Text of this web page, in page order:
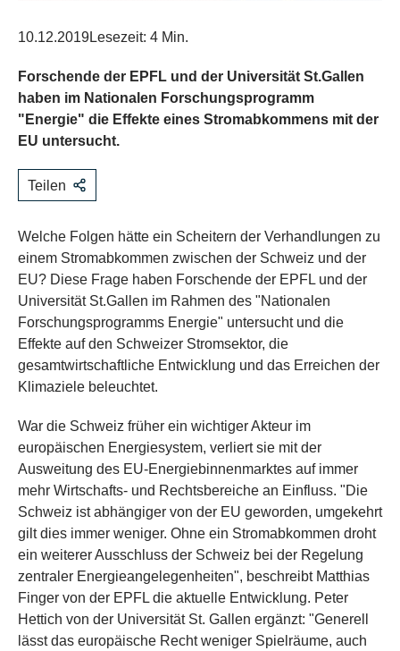
10.12.2019Lesezeit: 4 Min.
Forschende der EPFL und der Universität St.Gallen
haben im Nationalen Forschungsprogramm
"Energie" die Effekte eines Stromabkommens mit der
EU untersucht.
Teilen
Welche Folgen hätte ein Scheitern der Verhandlungen zu
einem Stromabkommen zwischen der Schweiz und der
EU? Diese Frage haben Forschende der EPFL und der
Universität St.Gallen im Rahmen des "Nationalen
Forschungsprogramms Energie" untersucht und die
Effekte auf den Schweizer Stromsektor, die
gesamtwirtschaftliche Entwicklung und das Erreichen der
Klimaziele beleuchtet.
War die Schweiz früher ein wichtiger Akteur im
europäischen Energiesystem, verliert sie mit der
Ausweitung des EU-Energiebinnenmarktes auf immer
mehr Wirtschafts- und Rechtsbereiche an Einfluss. "Die
Schweiz ist abhängiger von der EU geworden, umgekehrt
gilt dies immer weniger. Ohne ein Stromabkommen droht
ein weiterer Ausschluss der Schweiz bei der Regelung
zentraler Energieangelegenheiten", beschreibt Matthias
Finger von der EPFL die aktuelle Entwicklung. Peter
Hettich von der Universität St. Gallen ergänzt: "Generell
lässt das europäische Recht weniger Spielräume, auch